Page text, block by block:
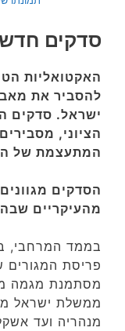
סדקים
האקטואליות
להסביר את
ישראל. סדקים
הציוני,
המתעצמת של
הסדקים
מהעיקריים
בממד המרחבי,
פריסת המגורים
מסתמנת מגמה
ממשלת ישראל
מנהריה ועד